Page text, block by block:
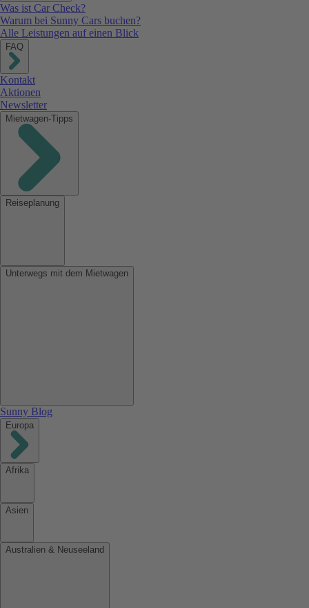
Was ist Car Check?
Warum bei Sunny Cars buchen?
Alle Leistungen auf einen Blick
FAQ
Kontakt
Aktionen
Newsletter
Mietwagen-Tipps
Reiseplanung
Unterwegs mit dem Mietwagen
Sunny Blog
Europa
Afrika
Asien
Australien & Neuseeland